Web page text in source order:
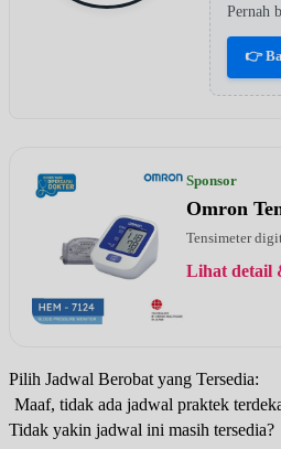
Pernah
👉
Sponsor
Omron
Tensimeter
Lihat detail
Pilih Jadwal Berobat yang Tersedia:
Maaf, tidak ada jadwal praktek
Tidak yakin jadwal ini masih tersedia?